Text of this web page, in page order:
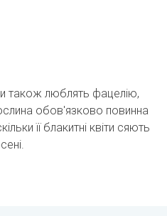
також люблять фацелію,
обов'язково повинна
її блакитні квіти сяють